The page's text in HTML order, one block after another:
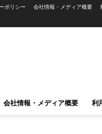
ポリシー 会社情報・メディア概要
会社情報・メディア概要 利